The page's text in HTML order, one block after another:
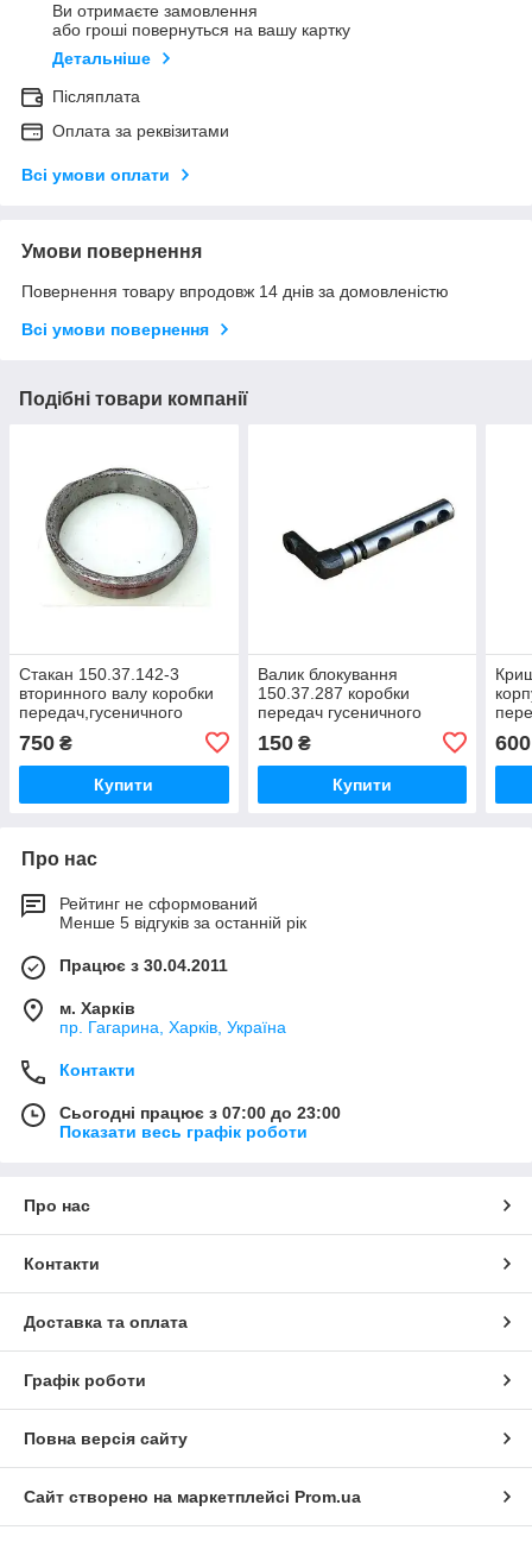
Ви отримаєте замовлення
або гроші повернуться на вашу картку
Детальніше
Післяплата
Оплата за реквізитами
Всі умови оплати
Умови повернення
Повернення товару впродовж 14 днів за домовленістю
Всі умови повернення
Подібні товари компанії
Стакан 150.37.142-3
вторинного валу коробки
передач,гусеничного
трактора Т-150г,Т-150-05-
09-25,ХТЗ-181
750 ₴
Купити
Валик блокування
150.37.287 коробки
передач гусеничного
трактора Т-150г,Т-150-05-
09-25 ХТЗ-181
150₴
Купити
09-
600
Про нас
Рейтинг не сформований
Менше 5 відгуків за останній рік
Працює з 30.04.2011
м. Харків
пр. Гагарина, Харків, Україна
Контакти
Сьогодні працює з 07:00 до 23:00
Показати весь графік роботи
Про нас
Контакти
Доставка та оплата
Графік роботи
Повна версія сайту
Сайт створено на маркетплейсі Prom.ua